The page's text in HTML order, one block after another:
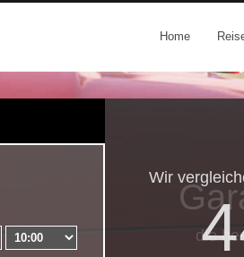
Home
Wir
die